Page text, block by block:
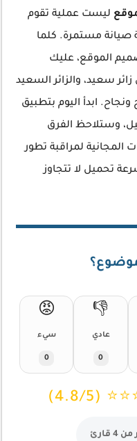
ليست عملية تقوم
صيانة مستمرة. كلما
الموقع، عليك
سعيد، والزائر السعيد
ونجاح. ابدأ اليوم بتطبيق
وستلاحظ الفرق
المجانية لمراقبة تطور
تحميل لا تتجاوز
👎
عادي
0
😡
سيء
0
(4.8/5)